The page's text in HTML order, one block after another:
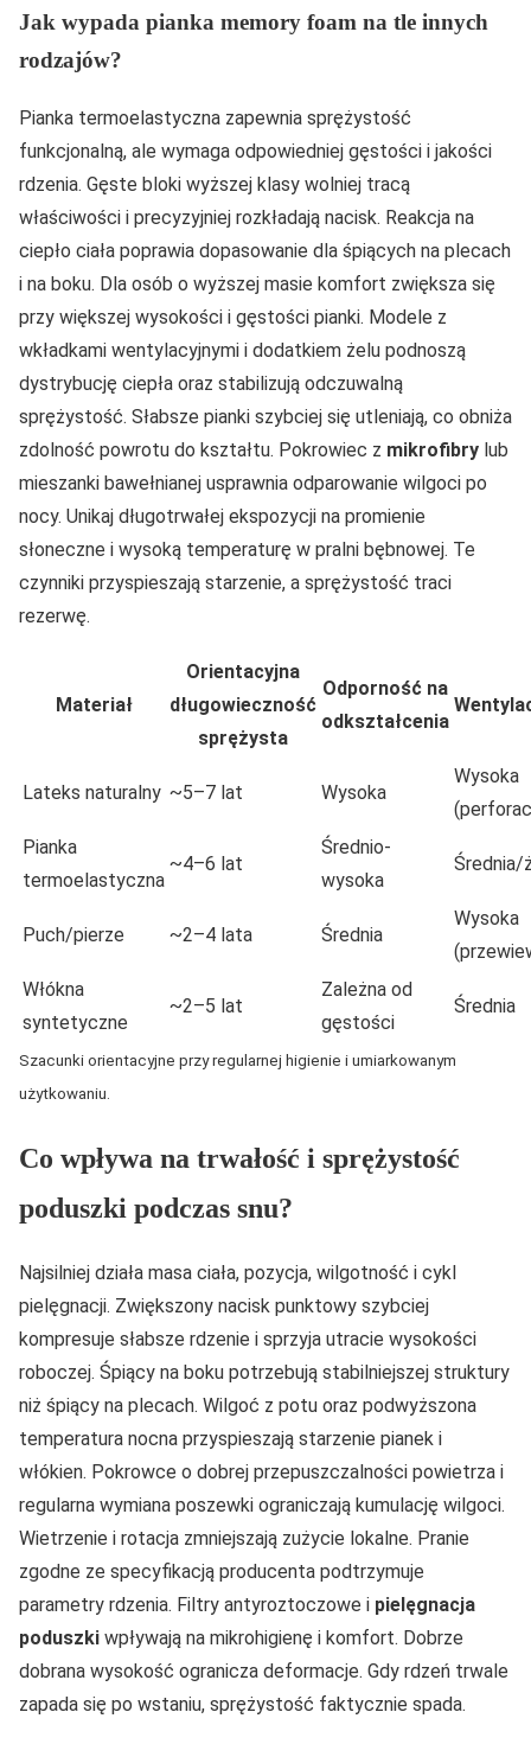
Jak wypada pianka memory foam na tle innych
rodzajów?
Pianka termoelastyczna zapewnia sprężystość
funkcjonalną, ale wymaga odpowiedniej gęstości i jakości
rdzenia. Gęste bloki wyższej klasy wolniej tracą
właściwości i precyzyjniej rozkładają nacisk. Reakcja na
ciepło ciała poprawia dopasowanie dla śpiących na plecach
i na boku. Dla osób o wyższej masie komfort zwiększa się
przy większej wysokości i gęstości pianki. Modele z
wkładkami wentylacyjnymi i dodatkiem żelu podnoszą
dystrybucję ciepła oraz stabilizują odczuwalną
sprężystość. Słabsze pianki szybciej się utleniają, co obniża
zdolność powrotu do kształtu. Pokrowiec z mikrofibry lub
mieszanki bawełnianej usprawnia odparowanie wilgoci po
nocy. Unikaj długotrwałej ekspozycji na promienie
słoneczne i wysoką temperaturę w pralni bębnowej. Te
czynniki przyspieszają starzenie, a sprężystość traci
rezerwę.
Materiał
Orientacyjna
długowieczność
sprężysta
Odporność na
odkształcenia
Lateks naturalny ~5–7 lat Wysoka
Wysoka
Pianka
termoelastyczna
~4–6 lat
Średnio-
wysoka
Średnia/
Puch/pierze ~2–4 lata Średnia
Wysoka
Włókna
syntetyczne
~2–5 lat
Zależna od
gęstości
Średnia
Szacunki orientacyjne przy regularnej higienie i umiarkowanym
użytkowaniu.
Co wpływa na trwałość i sprężystość
poduszki podczas snu?
Najsilniej działa masa ciała, pozycja, wilgotność i cykl
pielęgnacji. Zwiększony nacisk punktowy szybciej
kompresuje słabsze rdzenie i sprzyja utracie wysokości
roboczej. Śpiący na boku potrzebują stabilniejszej struktury
niż śpiący na plecach. Wilgoć z potu oraz podwyższona
temperatura nocna przyspieszają starzenie pianek i
włókien. Pokrowce o dobrej przepuszczalności powietrza i
regularna wymiana poszewki ograniczają kumulację wilgoci.
Wietrzenie i rotacja zmniejszają zużycie lokalne. Pranie
zgodne ze specyfikacją producenta podtrzymuje
parametry rdzenia. Filtry antyroztoczowe i pielęgnacja
poduszki wpływają na mikrohigienę i komfort. Dobrze
dobrana wysokość ogranicza deformacje. Gdy rdzeń trwale
zapada się po wstaniu, sprężystość faktycznie spada.